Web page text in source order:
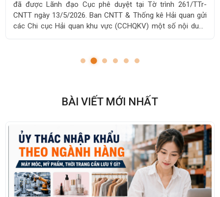
văn 17552/CHQ-GSQL về việc kiểm tra, xác định xuất xứ, ghi
nhãn hàng hóa.
BÀI VIẾT MỚI NHẤT